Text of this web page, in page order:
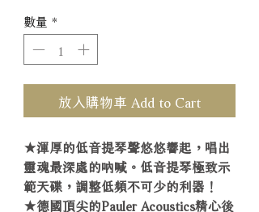
數量 *
放入購物車 Add to Cart
★渾厚的低音提琴聲悠悠響起，唱出
靈魂最深處的吶喊。低音提琴極致示
範天碟，調整低頻不可少的利器！
★德國頂尖的Pauler Acoustics精心後